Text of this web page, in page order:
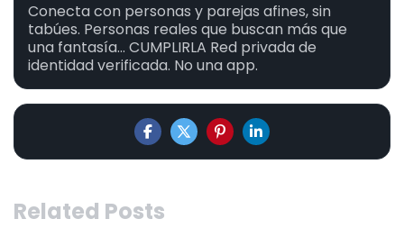
Conecta con personas y parejas afines, sin
tabúes. Personas reales que buscan más que
una fantasía... CUMPLIRLA Red privada de
identidad verificada. No una app.
Related Posts